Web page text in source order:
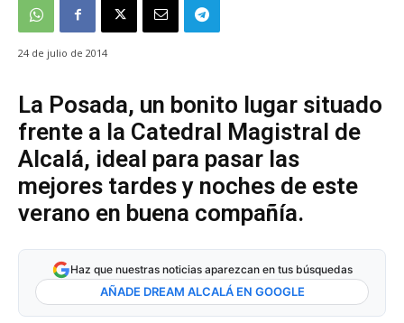
24 de julio de 2014
La Posada, un bonito lugar situado
frente a la Catedral Magistral de
Alcalá, ideal para pasar las
mejores tardes y noches de este
verano en buena compañía.
Haz que nuestras noticias aparezcan en tus búsquedas
AÑADE DREAM ALCALÁ EN GOOGLE